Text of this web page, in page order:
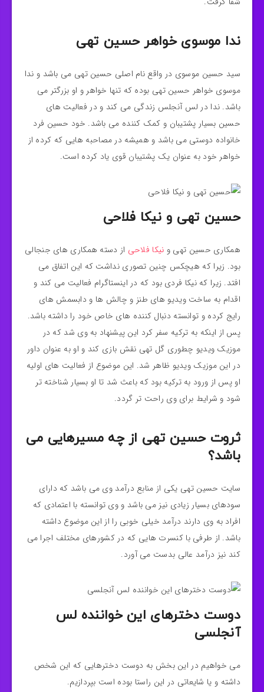
ندا موسوی خواهر حسین تهی
سید حسین موسوی در واقع نام اصلی حسین تهی می باشد و ندا
موسوی خواهر حسین تهی بوده که تنها خواهر و او بزرگتر می
باشد. ندا در لس آنجلس زندگی می کند و در فعالیت های
حسین بسیار پشتیبان و کمک کننده می باشد. خود حسین فرد
خانواده دوستی می باشد و همیشه در مصاحبه هایی که کرده از
خواهر خود به عنوان یک پشتیبان قوی یاد کرده است.
حسین تهی و نیکا فلاحی
همکاری حسین تهی و نیکا فلاحی از دسته همکاری های جنجالی
بود. زیرا که هیچکس چنین تصوری نداشت که این اتفاق می
افتد. زیرا که نیکا فردی بود که در اینستاگرام فعالیت می کند و
اقدام به ساخت ویدیو های طنز و چالش ها و دابسمش های
رایج کرده و توانسته دنبال کننده های خاص خود را داشته باشد.
پس از اینکه به ترکیه سفر کرد این پیشنهاد به وی شد که در
موزیک ویدیو چطوری گل تهی نقش بازی کند و او به عنوان داور
در این موزیک ویدیو ظاهر شد. این موضوع از فعالیت های اولیه
او پس از ورود به ترکیه بود که باعث شد تا او بسیار شناخته تر
شود و شرایط برای وی راحت تر گردد.
ثروت حسین تهی از چه مسیرهایی می
باشد؟
سایت حسین تهی یکی از منابع درآمد وی می باشد که دارای
سودهای بسیار زیادی نیز می باشد و وی توانسته با اعتمادی که
افراد به وی دارند درآمد خیلی خوبی را از این موضوع داشته
باشد. از طرفی با کنسرت هایی که در کشورهای مختلف اجرا می
کند نیز درآمد عالی بدست می آورد.
دوست دخترهای این خواننده لس
آنجلسی
می خواهیم در این بخش به دوست دخترهایی که این شخص
داشته و یا شایعاتی در این راستا بوده است بپردازیم.